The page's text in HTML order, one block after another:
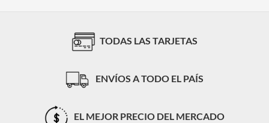
TODAS LAS TARJETAS
ENVÍOS A TODO EL PAÍS
EL MEJOR PRECIO DEL MERCADO